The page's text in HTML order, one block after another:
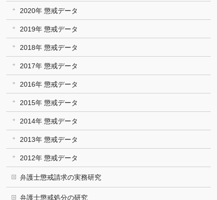
2020年 懲戒データ
2019年 懲戒データ
2018年 懲戒データ
2017年 懲戒データ
2016年 懲戒データ
2015年 懲戒データ
2014年 懲戒データ
2013年 懲戒データ
2012年 懲戒データ
弁護士懲戒請求の実務研究
弁護士懲戒処分の研究